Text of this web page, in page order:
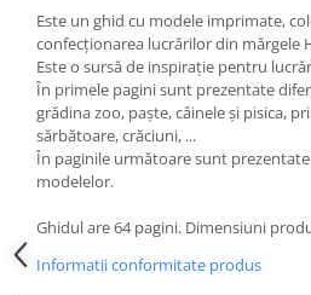
Wellness
Diverse jucarii educative
Apa si nisip
Dezvoltarea limbajului
Figurine
Mobilier gradinita
Spații de joacă
Educatie inovativa
Este un ghid cu modele imprimate,
confecționarea lucrărilor din mărgele
Este o sursă de inspirație pentru
În primele pagini sunt prezentate
grădina zoo, paște, câinele și pisica,
sărbătoare, crăciuni, ...
În paginile următoare sunt
modelelor.
Ghidul are 64 pagini. Dimensiuni
Informatii conformitate produs